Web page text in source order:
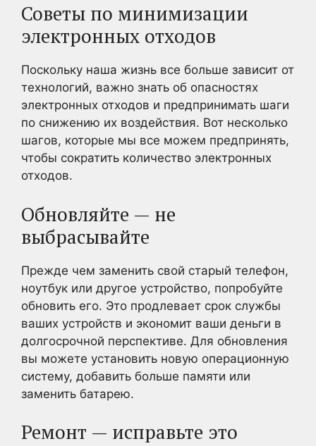
Советы по минимизации
электронных отходов
Поскольку наша жизнь все больше зависит от
технологий, важно знать об опасностях
электронных отходов и предпринимать шаги
по снижению их воздействия. Вот несколько
шагов, которые мы все можем предпринять,
чтобы сократить количество электронных
отходов.
Обновляйте — не
выбрасывайте
Прежде чем заменить свой старый телефон,
ноутбук или другое устройство, попробуйте
обновить его. Это продлевает срок службы
ваших устройств и экономит ваши деньги в
долгосрочной перспективе. Для обновления
вы можете установить новую операционную
систему, добавить больше памяти или
заменить батарею.
Ремонт — исправьте это